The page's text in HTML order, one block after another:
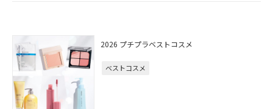
2026 プチプラベストコスメ
ベストコスメ